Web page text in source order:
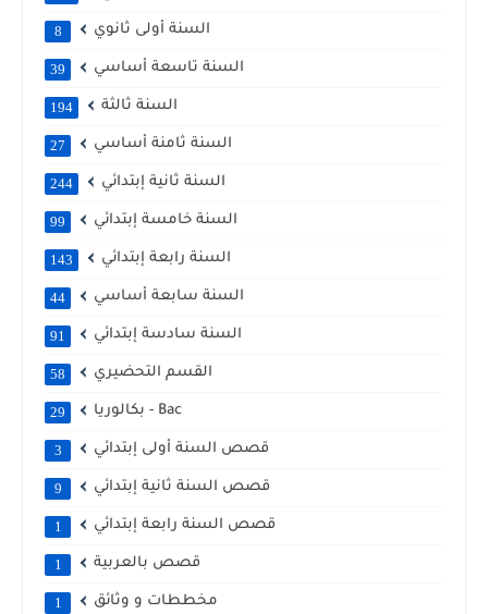
السنة أولى ثانوي 8
السنة تاسعة أساسي 39
السنة ثالثة 194
السنة ثامنة أساسي 27
السنة ثانية إبتدائي 244
السنة خامسة إبتدائي 99
السنة رابعة إبتدائي 143
السنة سابعة أساسي 44
السنة سادسة إبتدائي 91
القسم التحضيري 58
بكالوريا - Bac 29
قصص السنة أولى إبتدائي 3
قصص السنة ثانية إبتدائي 9
قصص السنة رابعة إبتدائي 1
قصص بالعربية 1
مخططات و وثائق 1